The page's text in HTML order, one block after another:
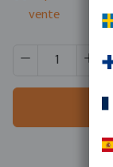
vente
Quantité de